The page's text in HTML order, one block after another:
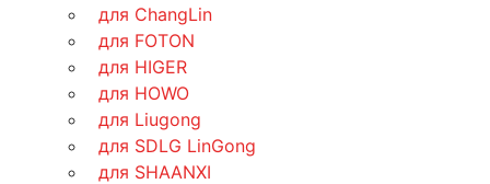
для ChangLin
для FOTON
для HIGER
для HOWO
для Liugong
для SDLG LinGong
для SHAANXI